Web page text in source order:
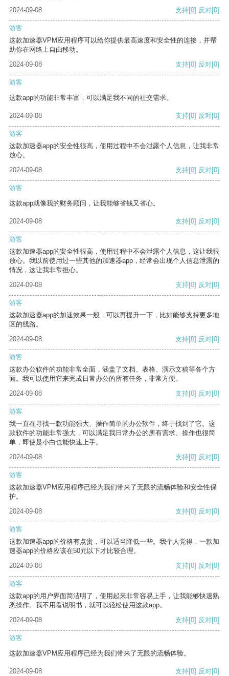
2024-09-08
支持[0] 反对[0]
游客
这款加速器VPM应用程序可以给你提供最高速度和安全性的连接，并帮
助你在网络上自由移动。
2024-09-08
支持[0] 反对[0]
游客
这款app的功能非常丰富，可以满足我不同的社交需求。
2024-09-08 支持[0] 反对[0]
游客
这款加速器app的安全性很高，使用过程中不会泄露个人信息，让我非常
放心。
2024-09-08
支持[0] 反对[0]
游客
这款app就像我的财务顾问，让我能够省钱又省心。
2024-09-08 支持[0] 反对[0]
游客
这款加速器app的安全性很高，使用过程中不会泄露个人信息，这让我很
放心。我以前使用过一些其他的加速器app，经常会出现个人信息泄露的
情况，这让我非常担心。
2024-09-08
支持[0] 反对[0]
游客
这款加速器app的加速效果一般，可以再提升一下，比如能够支持更多地
区的线路。
2024-09-08
支持[0] 反对[0]
游客
这款办公软件的功能非常全面，涵盖了文档、表格、演示文稿等各个方
面。我可以使用它来完成日常办公的所有任务，非常方便。
2024-09-08
支持[0] 反对[0]
游客
我一直在寻找一款功能强大、操作简单的办公软件，终于找到了它。这
款软件的功能非常强大，可以满足我日常办公的所有需求。操作也很简
单，即使是小白也能快速上手。
2024-09-08
支持[0] 反对[0]
游客
这款加速器VPM应用程序已经为我们带来了无限的流畅体验和安全性保
护。
2024-09-08
支持[0] 反对[0]
游客
这款加速器app的价格有点贵，可以适当降低一些。我个人觉得，一款加
速器app的价格应该在50元以下才比较合理。
2024-09-08
支持[0] 反对[0]
游客
这款app的用户界面简洁明了，使用起来非常容易上手，让我能够快速熟
悉操作。我不用看说明书，就可以轻松使用这款app。
2024-09-08
支持[0] 反对[0]
游客
这款加速器VPM应用程序已经为我们带来了无限的流畅体验。
2024-09-08 支持[0] 反对[0]